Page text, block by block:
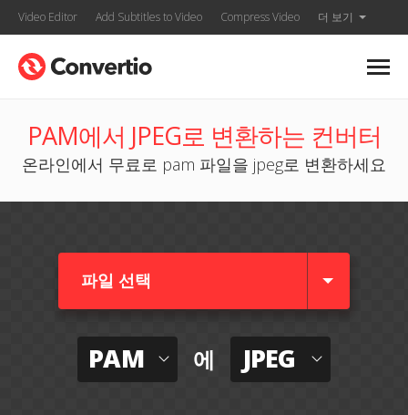
Video Editor Add Subtitles to Video Compress Video 더 보기
PAM에서 JPEG로 변환하는 컨버터
온라인에서 무료로 pam 파일을 jpeg로 변환하세요
파일 선택
PAM 에 JPEG